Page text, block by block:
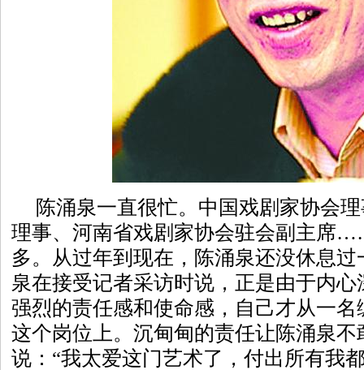
陈涌泉一直很忙。中国戏剧家协会
理事、河南省戏剧家协会驻会副主席
多。从过年到现在，陈涌泉还没休息
泉在接受记者采访时说，正是由于内
强烈的责任感和使命感，自己才从一
这个岗位上。沉甸甸的责任让陈涌泉
说：“我太爱这门艺术了，付出所有我